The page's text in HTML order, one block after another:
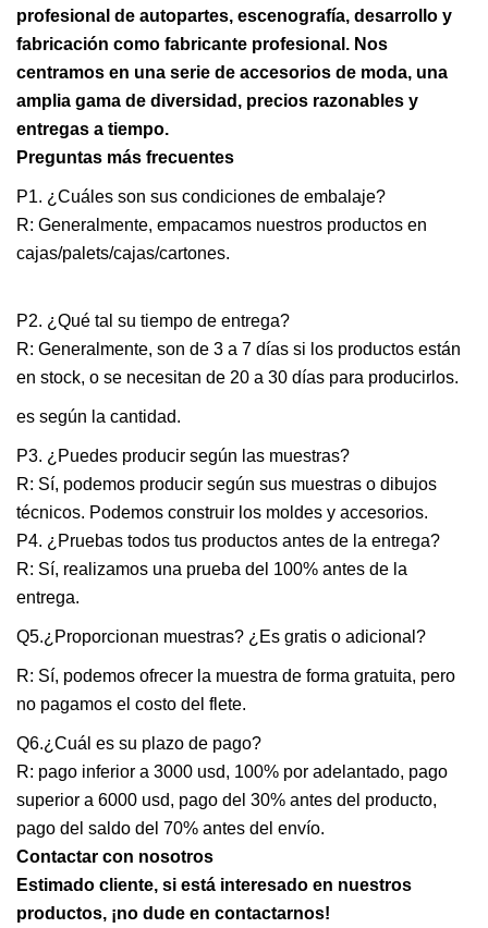
profesional de autopartes, escenografía, desarrollo y
fabricación como fabricante profesional. Nos
centramos en una serie de accesorios de moda, una
amplia gama de diversidad, precios razonables y
entregas a tiempo.
Preguntas más frecuentes
P1. ¿Cuáles son sus condiciones de embalaje?
R: Generalmente, empacamos nuestros productos en
cajas/palets/cajas/cartones.
P2. ¿Qué tal su tiempo de entrega?
R: Generalmente, son de 3 a 7 días si los productos están
en stock, o se necesitan de 20 a 30 días para producirlos.
es según la cantidad.
P3. ¿Puedes producir según las muestras?
R: Sí, podemos producir según sus muestras o dibujos
técnicos. Podemos construir los moldes y accesorios.
P4. ¿Pruebas todos tus productos antes de la entrega?
R: Sí, realizamos una prueba del 100% antes de la
entrega.
Q5.¿Proporcionan muestras? ¿Es gratis o adicional?
R: Sí, podemos ofrecer la muestra de forma gratuita, pero
no pagamos el costo del flete.
Q6.¿Cuál es su plazo de pago?
R: pago inferior a 3000 usd, 100% por adelantado, pago
superior a 6000 usd, pago del 30% antes del producto,
pago del saldo del 70% antes del envío.
Contactar con nosotros
Estimado cliente, si está interesado en nuestros
productos, ¡no dude en contactarnos!